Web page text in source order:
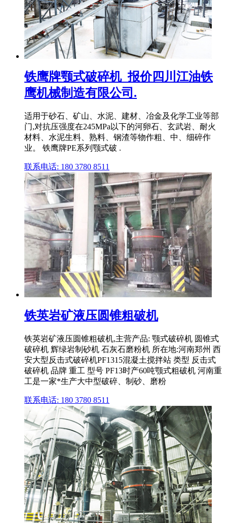
铁鹰牌颚式破碎机_报价四川江油铁
鹰机械制造有限公司.
适用于砂石、矿山、水泥、建材、冶金及化学工业等部
门,对抗压强度在245MPa以下的河卵石、玄武岩、耐火
材料、水泥生料、熟料、钢渣等物作粗、中、细碎作
业。 铁鹰牌PE系列颚式破 .
联系电话: 180 3780 8511
铁英岩矿液压圆锥粗破机
铁英岩矿液压圆锥粗破机,主营产品: 颚式破碎机 圆锥式
破碎机 辉绿岩制砂机 石灰石磨粉机 所在地:河南郑州 西
安大型反击式破碎机PF1315混凝土搅拌站 类型 反击式
破碎机 品牌 重工 型号 PF13时产60吨颚式粗破机 河南重
工是一家*生产大中型破碎、制砂、磨粉
联系电话: 180 3780 8511